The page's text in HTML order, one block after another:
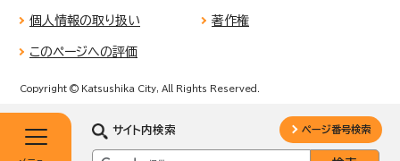
サイト内検索 ページ番号検索
個人情報の取り扱い 著作権
このページへの評価
Copyright © Katsushika City, All Rights Reserved.